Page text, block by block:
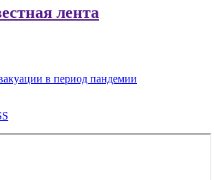
лента
в период пандемии